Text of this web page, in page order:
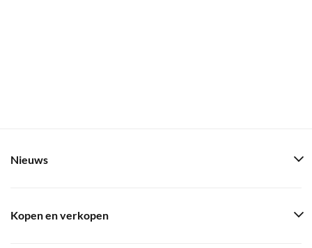
Nieuws
Kopen en verkopen